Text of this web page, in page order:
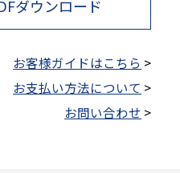
ダウンロード
お客様ガイドはこちら >
お支払い方法について >
お問い合わせ >